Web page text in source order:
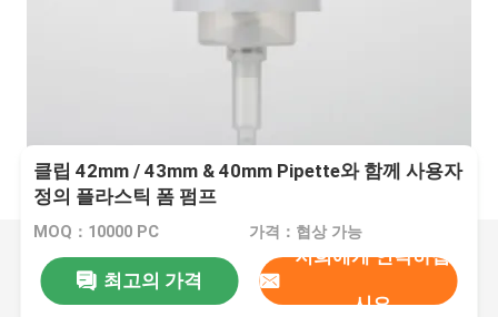
클립 42mm / 43mm & 40mm Pipette와 함께 사용자
정의 플라스틱 폼 펌프
MOQ：10000 PC 가격：협상 가능
최고의 가격
저희에게 연락하십
시오